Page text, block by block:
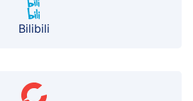
Bilibili